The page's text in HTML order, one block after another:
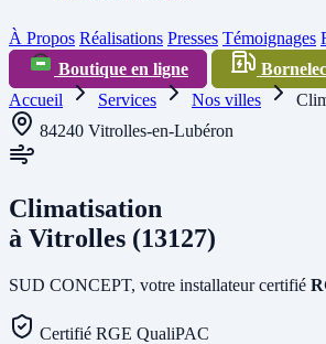
À Propos Réalisations Presses Témoignages
Boutique en ligne
Bornelec
Accueil
Services Nos villes
84240 Vitrolles-en-Lubéron
Climatisation
à Vitrolles (13127)
SUD CONCEPT, votre installateur certifié
Certifié RGE QualiPAC